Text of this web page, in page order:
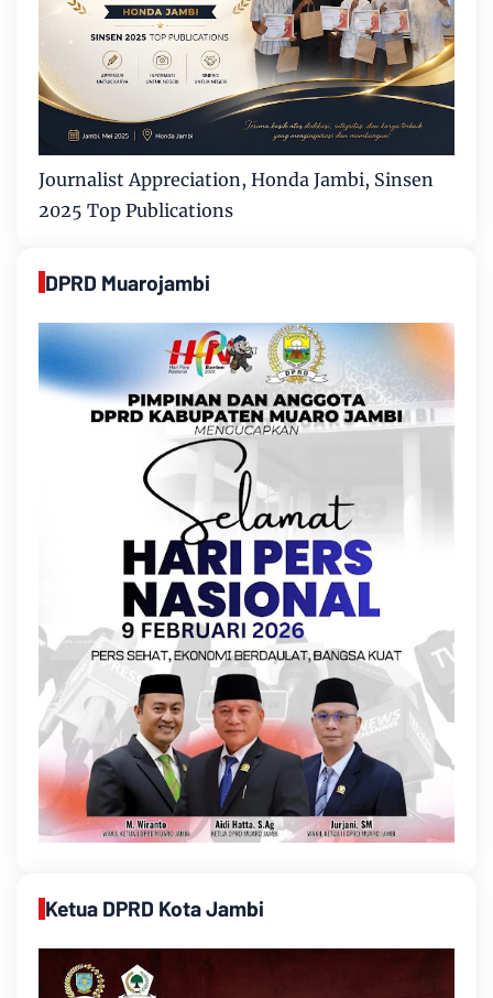
Journalist Appreciation, Honda Jambi, Sinsen
2025 Top Publications
DPRD Muarojambi
Ketua DPRD Kota Jambi